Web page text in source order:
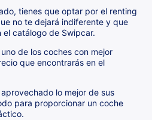
tienes que optar por el renting
no te dejará indiferente y que
el catálogo de Swipcar.
de los coches con mejor
que encontrarás en el
lo mejor de sus
para proporcionar un coche